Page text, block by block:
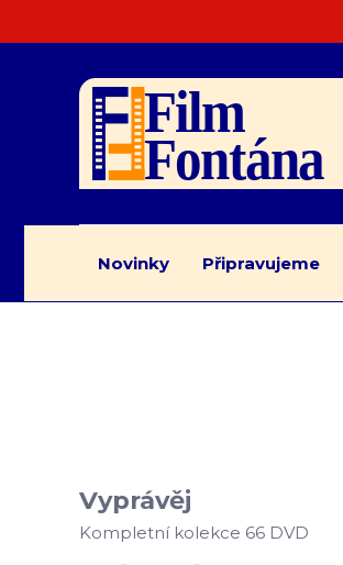
Novinky Připravujeme
Vyprávěj
Kompletní kolekce 66 DVD